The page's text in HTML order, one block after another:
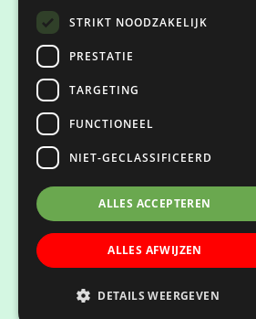
STRIKT NOODZAKELIJK
PRESTATIE
TARGETING
FUNCTIONEEL
NIET-GECLASSIFICEERD
ALLES ACCEPTEREN
ALLES AFWIJZEN
DETAILS WEERGEVEN